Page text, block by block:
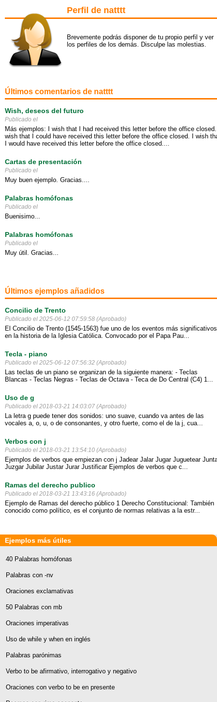
Perfil de natttt
Brevemente podrás disponer de tu propio perfil y ver
los perfiles de los demás. Disculpe las molestias.
Últimos comentarios de natttt
Wish, deseos del futuro
Publicado el
Más ejemplos: I wish that I had received this letter before the office
wish that I could have received this letter before the office closed. I wish
I would have received this letter before the office closed....
Cartas de presentación
Publicado el
Muy buen ejemplo. Gracias....
Palabras homófonas
Publicado el
Buenisimo...
Palabras homófonas
Publicado el
Muy útil. Gracias...
Últimos ejemplos añadidos
Concilio de Trento
Publicado el 2025-06-12 07:59:58 (Aprobado)
El Concilio de Trento (1545-1563) fue uno de los eventos más significativos
en la historia de la Iglesia Católica. Convocado por el Papa Pau...
Tecla - piano
Publicado el 2025-06-12 07:56:32 (Aprobado)
Las teclas de un piano se organizan de la siguiente manera: - Teclas
Blancas - Teclas Negras - Teclas de Octava - Teca de Do Central (C4) 1...
Uso de g
Publicado el 2018-03-21 14:03:07 (Aprobado)
La letra g puede tener dos sonidos: uno suave, cuando va antes de las
vocales a, o, u, o de consonantes, y otro fuerte, como el de la j, cua...
Verbos con j
Publicado el 2018-03-21 13:54:10 (Aprobado)
Ejemplos de verbos que empiezan con j Jadear Jalar Jugar Juguetear
Juzgar Jubilar Justar Jurar Justificar Ejemplos de verbos que c...
Ramas del derecho publico
Publicado el 2018-03-21 13:43:16 (Aprobado)
Ejemplo de Ramas del derecho público 1 Derecho Constitucional: También
conocido como político, es el conjunto de normas relativas a la estr...
Ejemplos más útiles
40 Palabras homófonas
Palabras con -nv
Oraciones exclamativas
50 Palabras con mb
Oraciones imperativas
Uso de while y when en inglés
Palabras parónimas
Verbo to be afirmativo, interrogativo y negativo
Oraciones con verbo to be en presente